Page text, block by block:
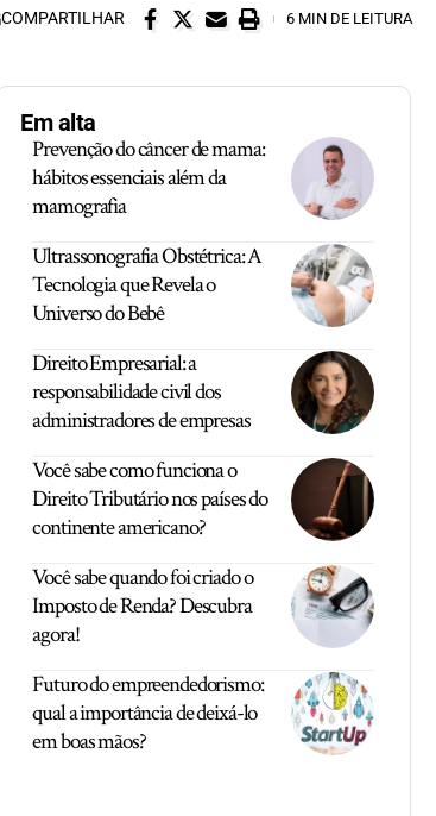
COMPARTILHAR 6 MIN DE LEITURA
Em alta
Prevenção do câncer de mama:
hábitos essenciais além da
mamografia
Ultrassonografia Obstétrica: A
Tecnologia que Revela o
Universo do Bebê
Direito Empresarial: a
responsabilidade civil dos
administradores de empresas
Você sabe como funciona o
Direito Tributário nos países do
continente americano?
Você sabe quando foi criado o
Imposto de Renda? Descubra
agora!
Futuro do empreendedorismo:
qual a importância de deixá-lo
em boas mãos?